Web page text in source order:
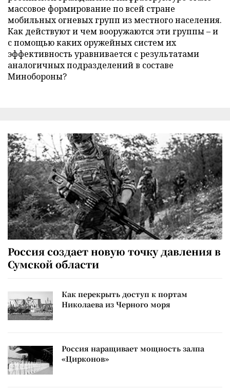
массовое формирование по всей стране
мобильных огневых групп из местного населения.
Как действуют и чем вооружаются эти группы – и
с помощью каких оружейных систем их
эффективность уравнивается с результатами
аналогичных подразделений в составе
Минобороны?
Россия создает новую точку давления в
Сумской области
Как перекрыть доступ к портам
Николаева из Черного моря
Россия наращивает мощность залпа
«Цирконов»